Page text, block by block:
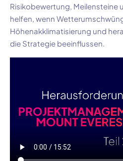
Risikobewertung, Meilensteine
helfen, wenn
Höhenakklimatisierung und
die Strategie beeinflussen.